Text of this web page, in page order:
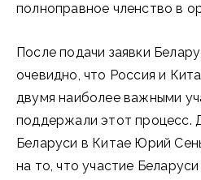
полноправное членство в
После подачи заявки
очевидно, что Россия и
двумя наиболее важными
поддержали этот процесс.
Беларуси в Китае Юрий
на то, что участие